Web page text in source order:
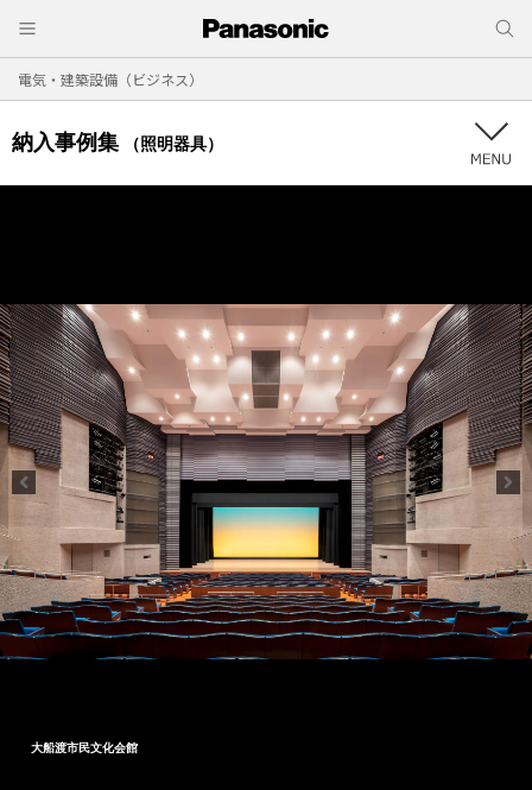
電気・建築設備（ビジネス）
納入事例集 （照明器具）
大船渡市民文化会館